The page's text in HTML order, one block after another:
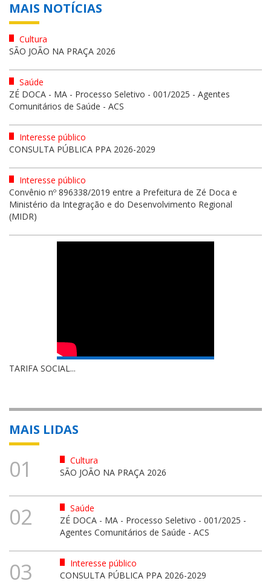
MAIS NOTÍCIAS
Cultura
SÃO JOÃO NA PRAÇA 2026
Saúde
ZÉ DOCA - MA - Processo Seletivo - 001/2025 - Agentes
Comunitários de Saúde - ACS
Interesse público
CONSULTA PÚBLICA PPA 2026-2029
Interesse público
Convênio nº 896338/2019 entre a Prefeitura de Zé Doca e
Ministério da Integração e do Desenvolvimento Regional
(MIDR)
TARIFA SOCIAL...
MAIS LIDAS
01
Cultura
SÃO JOÃO NA PRAÇA 2026
02
Saúde
ZÉ DOCA - MA - Processo Seletivo - 001/2025 -
Agentes Comunitários de Saúde - ACS
03
Interesse público
CONSULTA PÚBLICA PPA 2026-2029